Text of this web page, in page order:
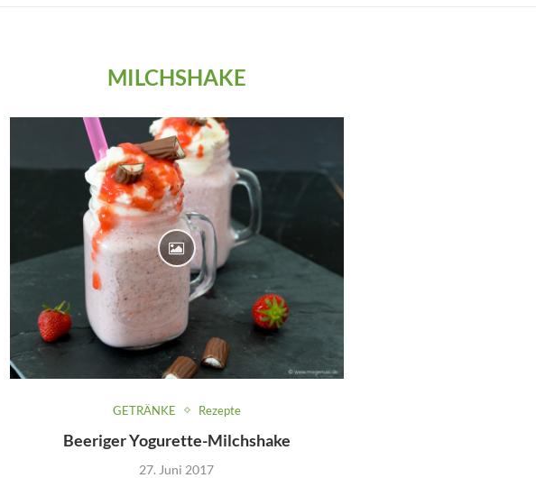
MILCHSHAKE
GETRÄNKE Rezepte
Beeriger Yogurette-Milchshake
27. Juni 2017